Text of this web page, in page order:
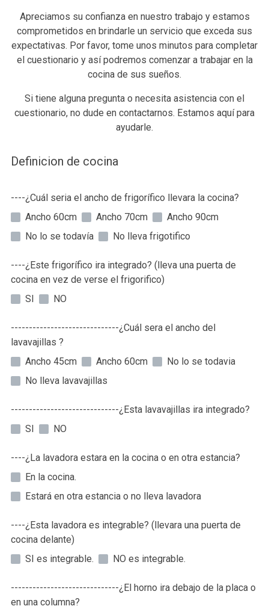
Apreciamos su confianza en nuestro trabajo y estamos
comprometidos en brindarle un servicio que exceda sus
expectativas. Por favor, tome unos minutos para completar
el cuestionario y así podremos comenzar a trabajar en la
cocina de sus sueños.
Si tiene alguna pregunta o necesita asistencia con el
cuestionario, no dude en contactarnos. Estamos aquí para
ayudarle.
Definicion de cocina
----¿Cuál seria el ancho de frigorífico llevara la cocina?
Ancho 60cm
Ancho 70cm
Ancho 90cm
No lo se todavía
No lleva frigotifico
----¿Este frigorífico ira integrado? (lleva una puerta de
cocina en vez de verse el frigorifico)
SI
NO
------------------------------¿Cuál sera el ancho del
lavavajillas ?
Ancho 45cm
Ancho 60cm
No lo se todavia
No lleva lavavajillas
------------------------------¿Esta lavavajillas ira integrado?
SI
NO
----¿La lavadora estara en la cocina o en otra estancia?
En la cocina.
Estará en otra estancia o no lleva lavadora
----¿Esta lavadora es integrable? (llevara una puerta de
cocina delante)
SI es integrable.
NO es integrable.
------------------------------¿El horno ira debajo de la placa o
en una columna?